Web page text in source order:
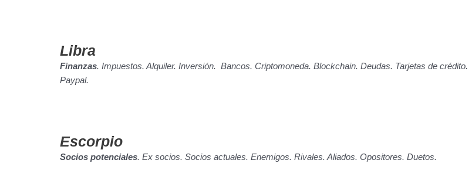
Libra
Finanzas. Impuestos. Alquiler. Inversión. Bancos. Criptomoneda. Blockchain. Deudas. Tarjetas de crédito.
Paypal.
Escorpio
Socios potenciales. Ex socios. Socios actuales. Enemigos. Rivales. Aliados. Opositores. Duetos.